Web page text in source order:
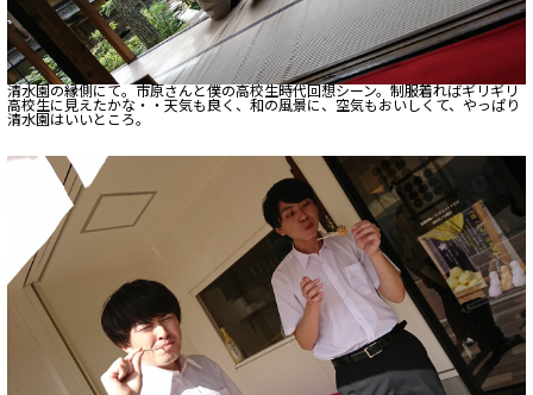
清水園の縁側にて。市原さんと僕の高校生時代回想シーン。制服着ればギリギリ
高校生に見えたかな・・天気も良く、和の風景に、空気もおいしくて、やっぱり
清水園はいいところ。